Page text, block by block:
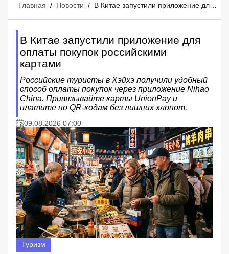
Главная / Новости /
В Китае запустили приложение для
оплаты покупок российскими
картами
Российские туристы в Хэйхэ получили удобный
способ оплаты покупок через приложение Nihao
China. Привязывайте карты UnionPay и
платите по QR-кодам без лишних хлопот.
09.08.2026 07:00
Туризм